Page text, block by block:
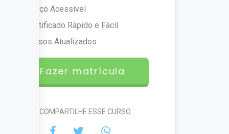
Preço Acessível
Certificado Rápido e Fácil
Cursos Atualizados
Fazer matrícula
#COMPARTILHE ESSE CURSO